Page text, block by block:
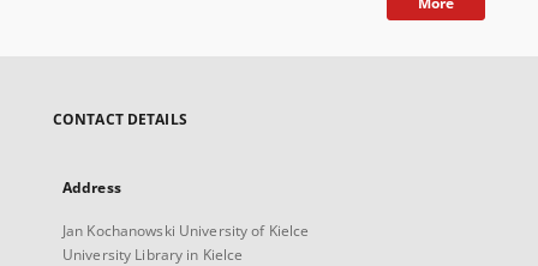
CONTACT DETAILS
Address
Jan Kochanowski University of Kielce
University Library in Kielce